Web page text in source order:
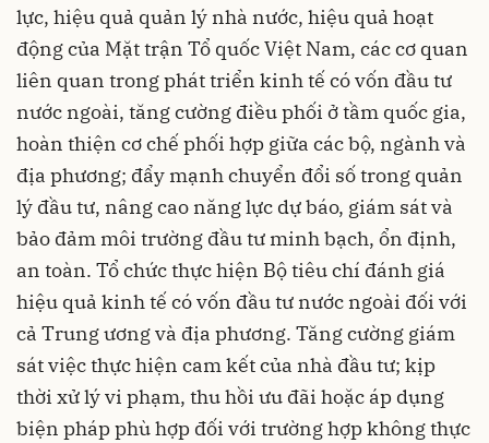
lực, hiệu quả quản lý nhà nước, hiệu quả hoạt
động của Mặt trận Tổ quốc Việt Nam, các cơ quan
liên quan trong phát triển kinh tế có vốn đầu tư
nước ngoài, tăng cường điều phối ở tầm quốc gia,
hoàn thiện cơ chế phối hợp giữa các bộ, ngành và
địa phương; đẩy mạnh chuyển đổi số trong quản
lý đầu tư, nâng cao năng lực dự báo, giám sát và
bảo đảm môi trường đầu tư minh bạch, ổn định,
an toàn. Tổ chức thực hiện Bộ tiêu chí đánh giá
hiệu quả kinh tế có vốn đầu tư nước ngoài đối với
cả Trung ương và địa phương. Tăng cường giám
sát việc thực hiện cam kết của nhà đầu tư; kịp
thời xử lý vi phạm, thu hồi ưu đãi hoặc áp dụng
biện pháp phù hợp đối với trường hợp không thực